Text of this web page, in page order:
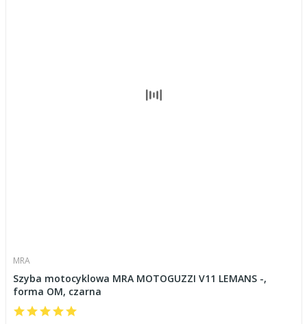
MRA
Szyba motocyklowa MRA MOTOGUZZI V11 LEMANS -,
forma OM, czarna